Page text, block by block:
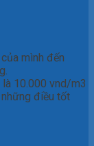
mình đến
là 10.000 vnd/m3
điều tốt